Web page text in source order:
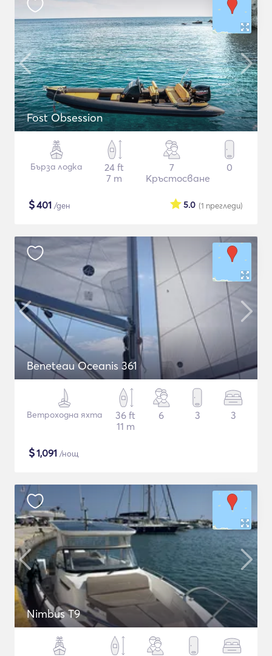
Fost Obsession
Бърза лодка
24 ft
7 m
7
Кръстосване
0
$401 /ден (1 прегледи)
5.0
Beneteau Oceanis 361
Ветроходна яхта
36 ft
11 m
6 3 3
$1,091 /нощ
Nimbus T9